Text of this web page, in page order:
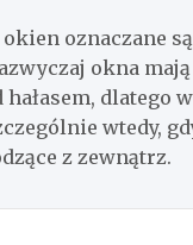
okien oznaczane
okna
dlatego
wtedy,
z zewnątrz.